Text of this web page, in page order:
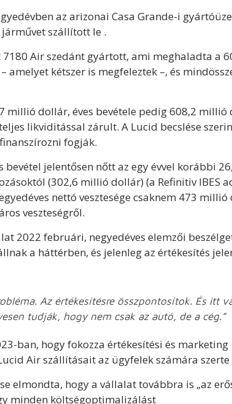
az arizonai Casa Grande-i
szállított le .
Air szedánt gyártott, ami meghaladta a
kétszer is megfeleztek –, és
millió dollár, éves bevétele pedig 608,2 millió
likviditással zárult. A Lucid becslése
fogják.
jelentősen nőtt az egy évvel korábbi
(302,6 millió dollár) (a Refinitiv IBES
nettó vesztesége csaknem 473
veszteségről.
2022 februári, negyedéves elemzői
a háttérben, és jelenleg az értékesítés
Az értékesítésre összpontosítok. És itt
tudják, hogy nem csak az autó, de a cég.”
ban, hogy fokozza értékesítési és marketing
Air szállításait az ügyfelek számára
elmondta, hogy a vállalat továbbra is „az
minden költségoptimalizálást